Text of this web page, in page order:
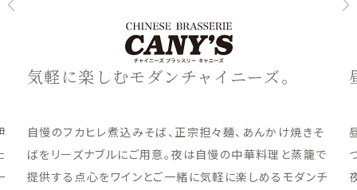
気軽に楽しむモダンチャイニーズ。
自慢のフカヒレ煮込みそば、正宗担々麺、あんかけ焼きそ
ばをリーズナブルにご用意。夜は自慢の中華料理と蒸籠で
提供する点心をワインとご一緒に気軽に楽しめるモダンチ